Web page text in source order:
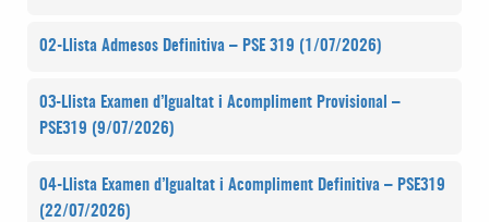
02-Llista Admesos Definitiva – PSE 319 (1/07/2026)
03-Llista Examen d’Igualtat i Acompliment Provisional –
PSE319 (9/07/2026)
04-Llista Examen d’Igualtat i Acompliment Definitiva – PSE319
(22/07/2026)